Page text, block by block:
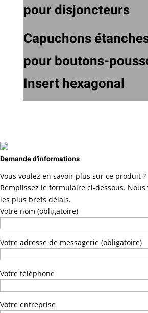
pour disjoncteurs
Capuchons
pour boutons-
Insert hexagonal
Demande d'informations
Vous voulez en savoir plus sur ce produit ?
Remplissez le formulaire ci-dessous.
les plus brefs délais.
Votre nom (obligatoire)
Votre adresse de messagerie (obligatoire)
Votre téléphone
Votre entreprise